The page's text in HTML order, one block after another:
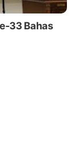
33 Bahas